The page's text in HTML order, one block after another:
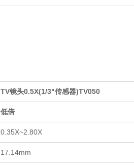
TV镜头0.5X(1/3"传感器)TV050
低倍
0.35X~2.80X
17.14mm